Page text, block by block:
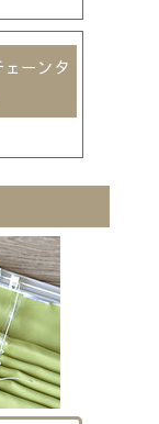
ェーンタ